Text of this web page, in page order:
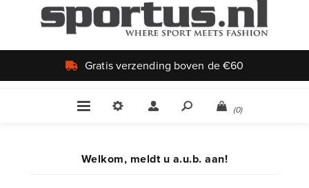
Gratis verzending boven de €60
(0)
Welkom, meldt u a.u.b. aan!